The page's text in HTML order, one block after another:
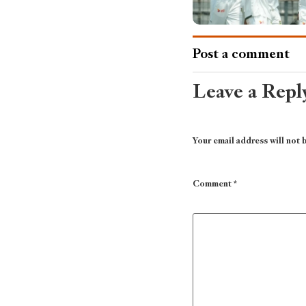
Post a comment
Leave a
Your email address will not
Comment*